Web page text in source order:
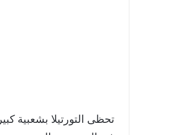
تحظى التورتيلا بشعبية